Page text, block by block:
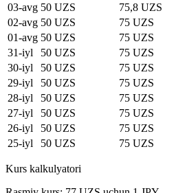
03-avg 50 UZS
75,8 UZS
02-avg 50 UZS
75 UZS
01-avg 50 UZS
75 UZS
31-iyl
50 UZS
75 UZS
30-iyl
50 UZS
75 UZS
29-iyl
50 UZS
75 UZS
28-iyl
50 UZS
75 UZS
27-iyl
50 UZS
75 UZS
26-iyl
50 UZS
75 UZS
25-iyl
50 UZS 75 UZS
Kurs kalkulyatori